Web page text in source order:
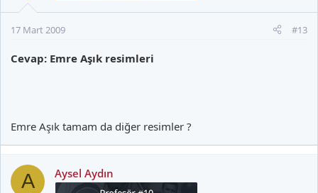
17 Mart 2009 #13
Cevap: Emre Aşık resimleri
Emre Aşık tamam da diğer resimler ?
A Aysel Aydın